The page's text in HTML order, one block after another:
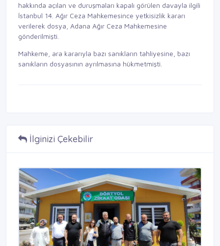
hakkında açılan ve duruşmaları kapalı görülen davayla ilgili
İstanbul 14. Ağır Ceza Mahkemesince yetkisizlik kararı
verilerek dosya, Adana Ağır Ceza Mahkemesine
gönderilmişti.
Mahkeme, ara kararıyla bazı sanıkların tahliyesine, bazı
sanıkların dosyasının ayrılmasına hükmetmişti.
İlginizi Çekebilir